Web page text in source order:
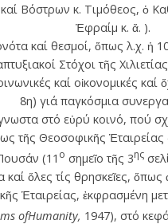
Βόστρων κ. Τιμόθεος, ὁ
Ἐφραίμ κ. ἄ. ).
καί θεσμοί, ὅπως λ.χ. ἡ
Στόχοι τῆς
καί οἰκονομικές καί
8η) γιά παγκόσμια
στό εὐρύ κοινό, πού
τῆς Θεοσοφικῆς
(11 ο σημεῖο τῆς 3ης
ὅλες τίς θρησκεῖες,
Ἑταιρείας, ἐκφρασμένη
ofHumanity, 1947), στό